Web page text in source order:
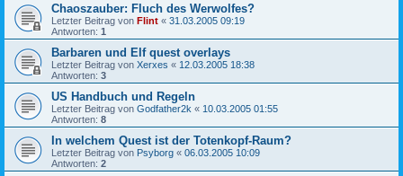
Chaoszauber: Fluch des Werwolfes?
Letzter Beitrag von Flint « 31.03.2005 09:19
Antworten: 1
Barbaren und Elf quest overlays
Letzter Beitrag von Xerxes « 12.03.2005 18:38
Antworten: 3
US Handbuch und Regeln
Letzter Beitrag von Godfather2k « 10.03.2005 01:55
Antworten: 8
In welchem Quest ist der Totenkopf-Raum?
Letzter Beitrag von Psyborg « 06.03.2005 10:09
Antworten: 2